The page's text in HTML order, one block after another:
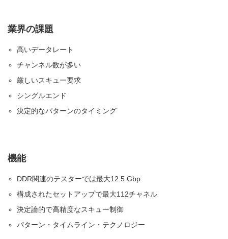
業界の課題
高いデータレート
チャンネル数が多い
厳しいスキュー要求
シングルエンド
決定的なパターンのタイミング
機能
DDR関連のテスターでは最大12.5 Gbp
構成されたセットアップで最大112チャネル
決定論的で高精度なスキュー制御
パターン・タイムライン・テクノロジー